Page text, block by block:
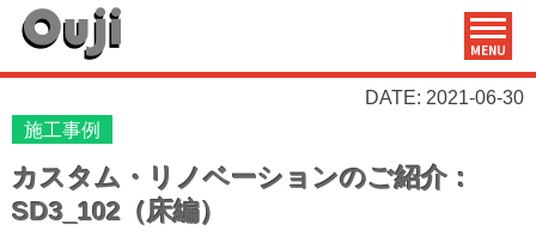
MENU
DATE: 2021-06-30
施工事例
カスタム・リノベーションのご紹介：
SD3_102（床編）